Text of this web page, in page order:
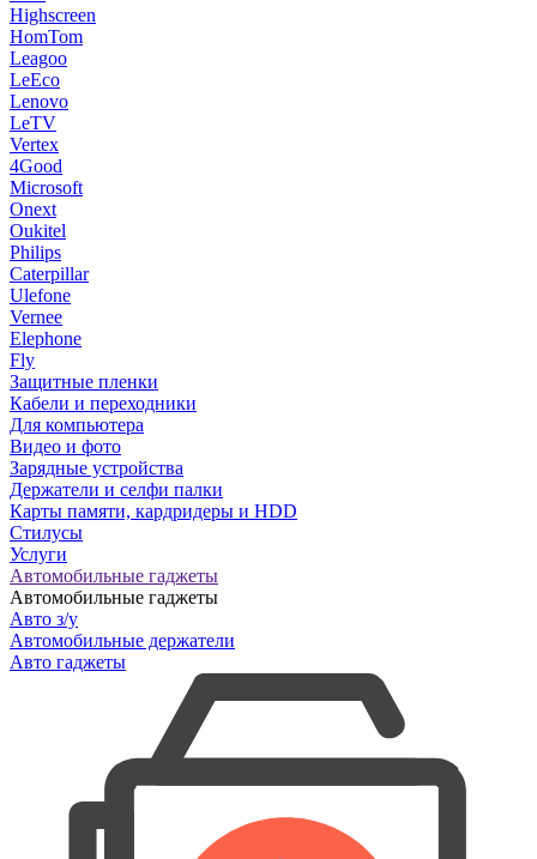
Highscreen
HomTom
Leagoo
LeEco
Lenovo
LeTV
Vertex
4Good
Microsoft
Onext
Oukitel
Philips
Caterpillar
Ulefone
Vernee
Elephone
Fly
Защитные пленки
Кабели и переходники
Для компьютера
Видео и фото
Зарядные устройства
Держатели и селфи палки
Карты памяти, кардридеры и HDD
Стилусы
Услуги
Автомобильные гаджеты
Автомобильные гаджеты
Авто з/у
Автомобильные держатели
Авто гаджеты